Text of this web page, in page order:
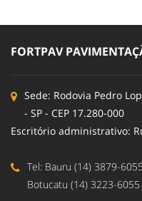
FORTPAV
Sede: Rodovia Pedro
- SP - CEP 17.280-000
Escritório administrativo:
Tel: Bauru (14) 3879-
Botucatu (14) 3223-6055